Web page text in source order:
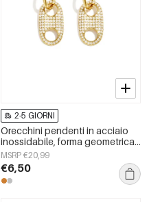
2-5 GIORNI
Orecchini pendenti in acciaio
inossidabile, forma geometrica,
semplici, serie &quot;Daily
Simple&quot;, gioielli da donna.
MSRP €20,99
€6,50